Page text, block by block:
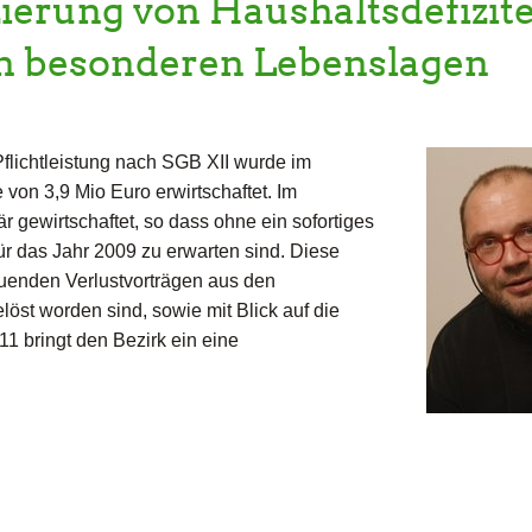
von
Lebenslagen
nach SGB XII wurde im
3,9 Mio Euro erwirtschaftet. Im
gewirtschaftet, so dass ohne ein sofortiges
das Jahr 2009 zu erwarten sind. Diese
Verlustvorträgen aus den
worden sind, sowie mit Blick auf die
bringt den Bezirk ein eine